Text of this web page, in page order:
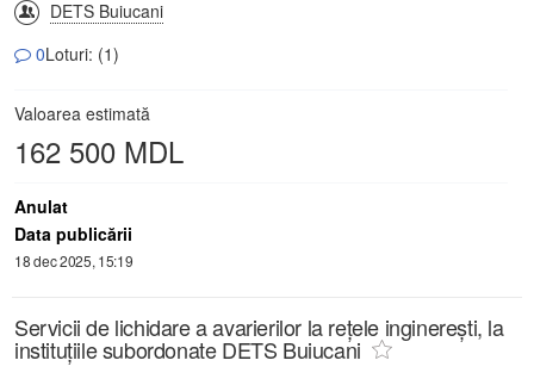
DETS Buiucani
0Loturi: (1)
Valoarea estimată
162 500 MDL
Anulat
Data publicării
18 dec 2025, 15:19
Servicii de lichidare a avarierilor la rețele inginerești, la
instituțiile subordonate DETS Buiucani